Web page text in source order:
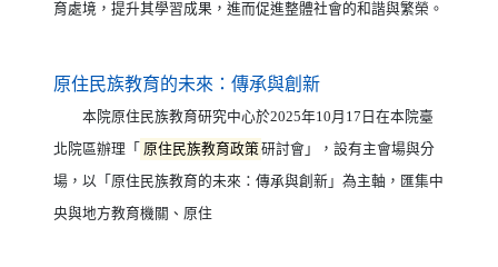
育處境，提升其學習成果，進而促進整體社會的和諧與繁榮。
原住民族教育的未來：傳承與創新（另開新視窗）
本院原住民族教育研究中心於2025年10月17日在本院臺
北院區辦理「 原住民族教育政策 研討會」，設有主會場與分
場，以「原住民族教育的未來：傳承與創新」為主軸，匯集中
央與地方教育機關、原住